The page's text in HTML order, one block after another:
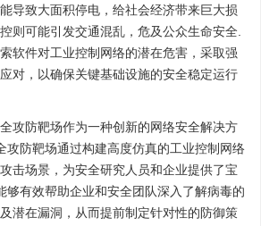
导致大面积停电，给社会经济带来巨大损
则可能引发交通混乱，危及公众生命安全.
软件对工业控制网络的潜在危害，采取强
对，以确保关键基础设施的安全稳定运行
攻防靶场作为一种创新的网络安全解决方
攻防靶场通过构建高度仿真的工业控制网络
击场景，为安全研究人员和企业提供了宝
够有效帮助企业和安全团队深入了解病毒的
潜在漏洞，从而提前制定针对性的防御策